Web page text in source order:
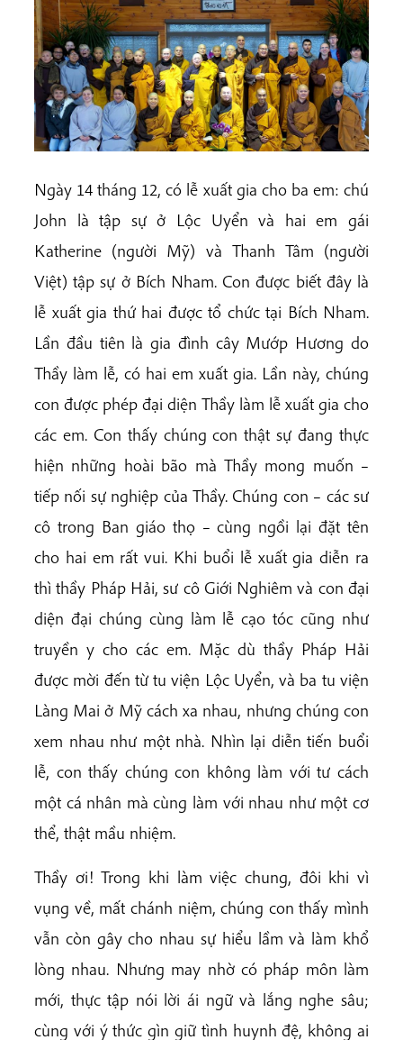
Ngày 14 tháng 12, có lễ xuất gia cho ba em: chú
John là tập sự ở Lộc Uyển và hai em gái
Katherine (người Mỹ) và Thanh Tâm (người
Việt) tập sự ở Bích Nham. Con được biết đây là
lễ xuất gia thứ hai được tổ chức tại Bích Nham.
Lần đầu tiên là gia đình cây Mướp Hương do
Thầy làm lễ, có hai em xuất gia. Lần này, chúng
con được phép đại diện Thầy làm lễ xuất gia cho
các em. Con thấy chúng con thật sự đang thực
hiện những hoài bão mà Thầy mong muốn –
tiếp nối sự nghiệp của Thầy. Chúng con – các sư
cô trong Ban giáo thọ – cùng ngồi lại đặt tên
cho hai em rất vui. Khi buổi lễ xuất gia diễn ra
thì thầy Pháp Hải, sư cô Giới Nghiêm và con đại
diện đại chúng cùng làm lễ cạo tóc cũng như
truyền y cho các em. Mặc dù thầy Pháp Hải
được mời đến từ tu viện Lộc Uyển, và ba tu viện
Làng Mai ở Mỹ cách xa nhau, nhưng chúng con
xem nhau như một nhà. Nhìn lại diễn tiến buổi
lễ, con thấy chúng con không làm với tư cách
một cá nhân mà cùng làm với nhau như một cơ
thể, thật mầu nhiệm.
Thầy ơi! Trong khi làm việc chung, đôi khi vì
vụng về, mất chánh niệm, chúng con thấy mình
vẫn còn gây cho nhau sự hiểu lầm và làm khổ
lòng nhau. Nhưng may nhờ có pháp môn làm
mới, thực tập nói lời ái ngữ và lắng nghe sâu;
cùng với ý thức gìn giữ tình huynh đệ, không ai